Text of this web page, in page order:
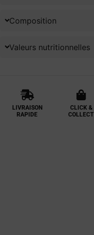
Composition
Valeurs nutritionnelles
LIVRAISON
RAPIDE
CLICK &
COLLECT